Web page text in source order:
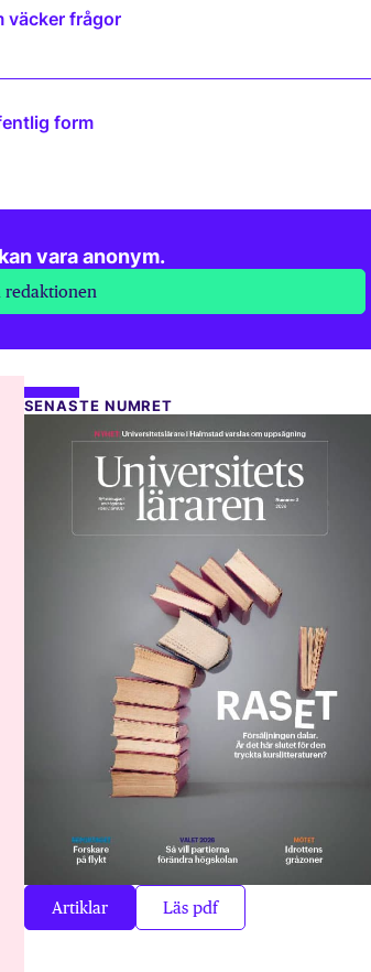
väcker frågor
form
vara anonym.
redaktionen
SENASTE NUMRET
Artiklar Läs pdf